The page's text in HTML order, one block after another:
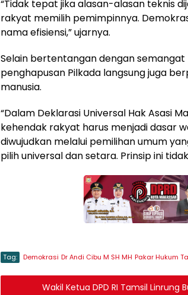
“Tidak tepat jika alasan-alasan teknis
rakyat memilih pemimpinnya.
nama efisiensi,” ujarnya.
Selain bertentangan dengan
penghapusan Pilkada langsung juga
manusia.
“Dalam Deklarasi Universal Hak Asasi
kehendak rakyat harus menjadi dasar
diwujudkan melalui pemilihan umum
pilih universal dan setara. Prinsip ini
Tag: Demokrasi Dr Andi Cibu M SH MH Pakar Hukum
Wakil Ketua DPD RI Tamsil Linrung